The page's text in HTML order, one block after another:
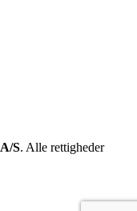
S. Alle rettigheder